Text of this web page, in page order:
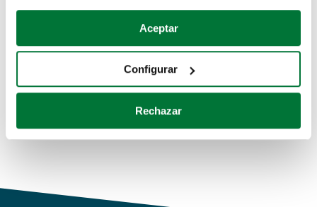
Si lo permite, también quisiéramos:
Recopilar información sobre su ubicación geográfica
Identificar su dispositivo analizándolo activamente
para buscar características específicas (huellas
Obtenga más información sobre cómo se procesan sus
de cookies.
Aceptar
Configurar
Rechazar
Coches de segunda mano
Coches de km0